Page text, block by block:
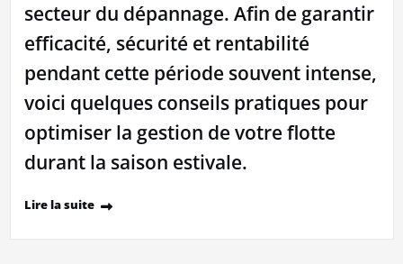
secteur du dépannage. Afin de garantir
efficacité, sécurité et rentabilité
pendant cette période souvent intense,
voici quelques conseils pratiques pour
optimiser la gestion de votre flotte
durant la saison estivale.
Lire la suite